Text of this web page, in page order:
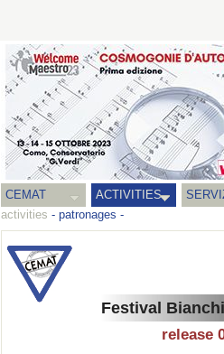
CEMAT ACTIVITIES
activities - patronages -
Festival
release